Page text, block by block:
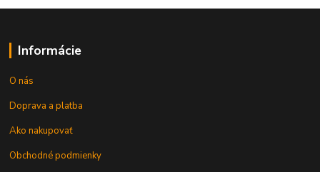
Informácie
O nás
Doprava a platba
Ako nakupovať
Obchodné podmienky